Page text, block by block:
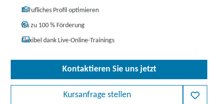
Berufliches Profil optimieren
Bis zu 100 % Förderung
Flexibel dank Live-Online-Trainings
Kontaktieren Sie uns jetzt
Kursanfrage stellen